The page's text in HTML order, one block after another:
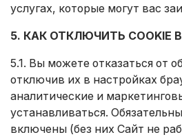
услугах, которые могут вас
5. КАК ОТКЛЮЧИТЬ COOKIE
5.1. Вы можете отказаться от
отключив их в настройках
аналитические и
устанавливаться.
включены (без них Сайт не